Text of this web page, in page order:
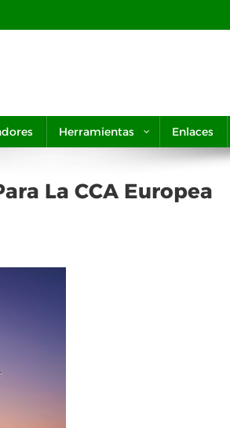
Herramientas Enlaces
La CCA Europea